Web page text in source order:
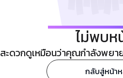
ไม่พบห
ะดวกดูเหมือนว่าคุณกำลังพยา
กลับสู่หน้า